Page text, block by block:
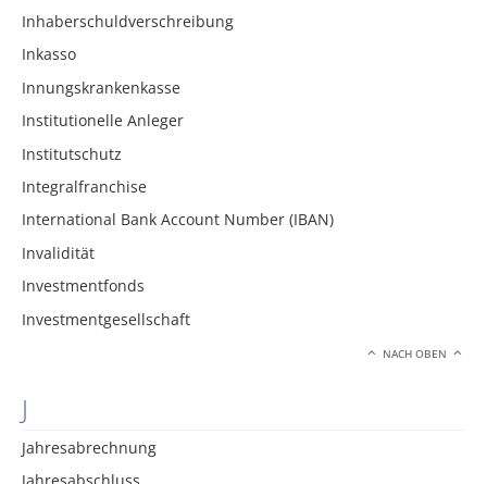
Inhaberschuldverschreibung
Inkasso
Innungskrankenkasse
Institutionelle Anleger
Institutschutz
Integralfranchise
International Bank Account Number (IBAN)
Invalidität
Investmentfonds
Investmentgesellschaft
NACH OBEN
J
Jahresabrechnung